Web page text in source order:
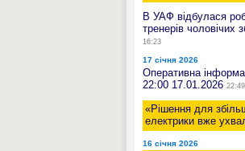
В УАФ відбулася
тренерів чоловічих
16:23
17 січня 2026
Оперативна
22:00 17.01.2026 22:49
«Рішення для
електрики вже
16 січня 2026